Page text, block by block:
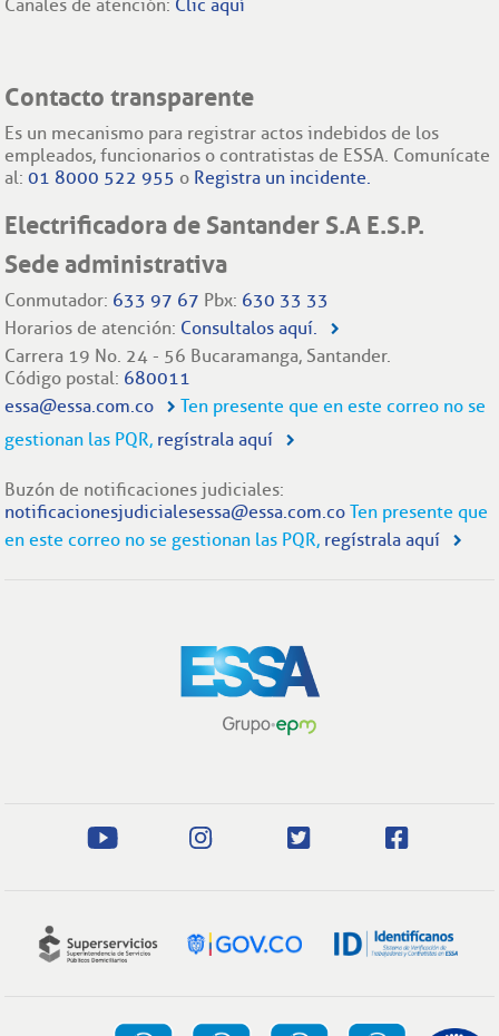
Canales de atención: Clic aquí
Contacto transparente
Es un mecanismo para registrar actos indebidos de los
empleados, funcionarios o contratistas de ESSA. Comunícate
al:01 8000 522 955 o Registra un incidente.
Electrificadora de Santander S.A E.S.P.
Sede administrativa
Conmutador: 633 97 67 Pbx: 630 33 33
Horarios de atención: Consultalos aquí.
Carrera 19 No. 24 - 56 Bucaramanga, Santander.
Código postal: 680011
essa@essa.com.co
Ten presente que en este correo no se
gestionan las PQR, regístrala aquí
Buzón de notificaciones judiciales:
notificacionesjudicialesessa@essa.com.co Ten presente que
en este correo no se gestionan las PQR, regístrala aquí